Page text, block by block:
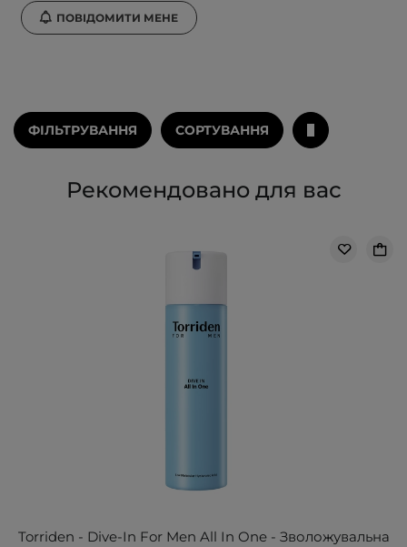
ПОВІДОМИТИ МЕНЕ
ФІЛЬТРУВАННЯ СОРТУВАННЯ
Рекомендовано для вас
Torriden - Dive-In For Men All In One - Зволожувальна